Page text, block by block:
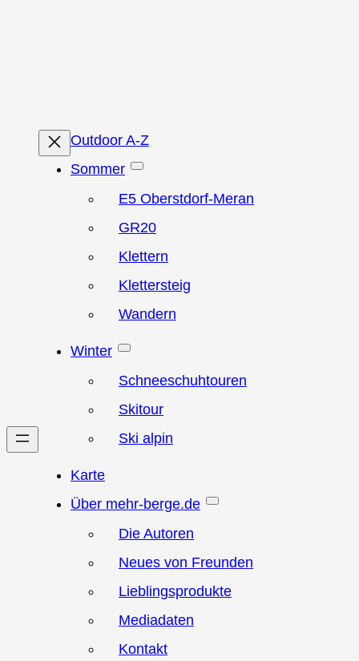
Outdoor A-Z
Sommer
E5 Oberstdorf-Meran
GR20
Klettern
Klettersteig
Wandern
Winter
Schneeschuhtouren
Skitour
Ski alpin
Karte
Über mehr-berge.de
Die Autoren
Neues von Freunden
Lieblingsprodukte
Mediadaten
Kontakt